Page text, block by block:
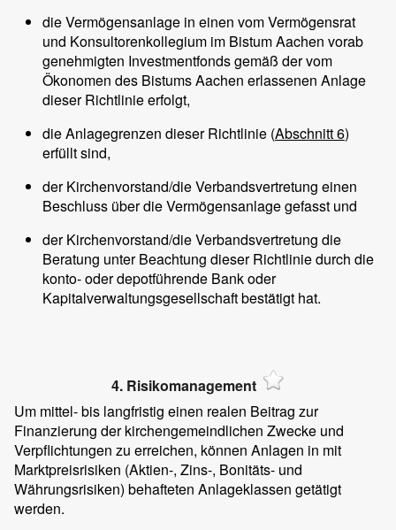
die Vermögensanlage in einen vom Vermögensrat
und Konsultorenkollegium im Bistum Aachen vorab
genehmigten Investmentfonds gemäß der vom
Ökonomen des Bistums Aachen erlassenen Anlage
dieser Richtlinie erfolgt,
die Anlagegrenzen dieser Richtlinie (Abschnitt 6)
erfüllt sind,
der Kirchenvorstand/die Verbandsvertretung einen
Beschluss über die Vermögensanlage gefasst und
der Kirchenvorstand/die Verbandsvertretung die
Beratung unter Beachtung dieser Richtlinie durch die
konto- oder depotführende Bank oder
Kapitalverwaltungsgesellschaft bestätigt hat.
4. Risikomanagement
Um mittel- bis langfristig einen realen Beitrag zur
Finanzierung der kirchengemeindlichen Zwecke und
Verpflichtungen zu erreichen, können Anlagen in mit
Marktpreisrisiken (Aktien-, Zins-, Bonitäts- und
Währungsrisiken) behafteten Anlageklassen getätigt
werden.